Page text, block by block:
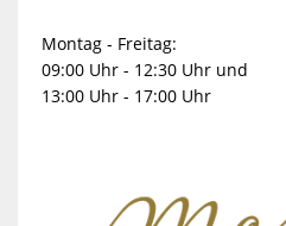
Montag - Freitag:
09:00 Uhr - 12:30 Uhr und
13:00 Uhr - 17:00 Uhr